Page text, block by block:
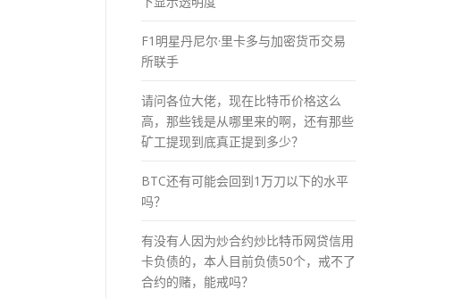
F1明星丹尼尔·里卡多与加密货币交易
所联手
请问各位大佬，现在比特币价格这么
高，那些钱是从哪里来的啊，还有那些
矿工提现到底真正提到多少？
BTC还有可能会回到1万刀以下的水平
吗？
有没有人因为炒合约炒比特币网贷信用
卡负债的，本人目前负债50个，戒不了
合约的赌，能戒吗？